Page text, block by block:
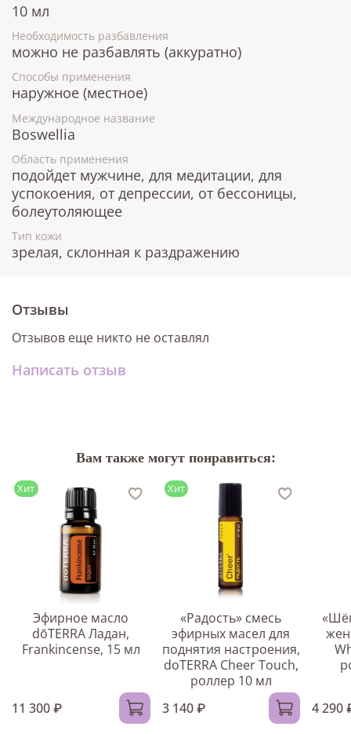
10 мл
Необходимость разбавления
можно не разбавлять (аккуратно)
Способы применения
наружное (местное)
Международное название
Boswellia
Область применения
подойдет мужчине, для медитации, для
успокоения, от депрессии, от бессоницы,
болеутоляющее
Тип кожи
зрелая, склонная к раздражению
Отзывы
Отзывов еще никто не оставлял
Написать отзыв
Вам также могут понравиться:
Хит
Эфирное масло
dōTERRA Ладан,
Frankincense, 15 мл
11 300 ₽
Хит
«Радость» смесь
эфирных масел для
поднятия настроения,
doTERRA Cheer Touch,
роллер 10 мл
3 140 ₽
4 290